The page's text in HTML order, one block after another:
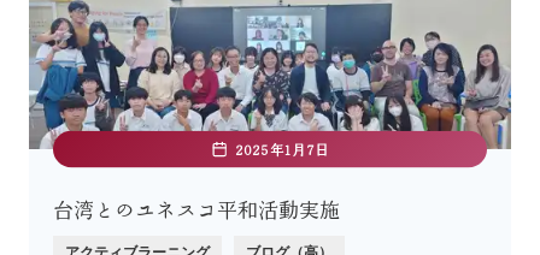
2025年1月7日
台湾とのユネスコ平和活動実施